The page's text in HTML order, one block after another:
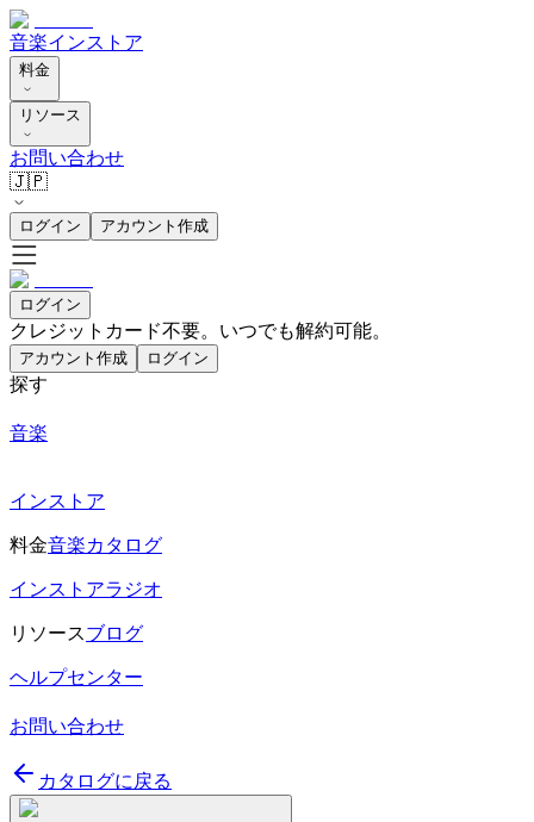
音楽インストア
料金
リソース
お問い合わせ
🇯🇵
ログイン アカウント作成
ログイン
クレジットカード不要。いつでも解約可能。
アカウント作成 ログイン
探す
音楽
インストア
料金音楽カタログ
インストアラジオ
リソースブログ
ヘルプセンター
お問い合わせ
カタログに戻る